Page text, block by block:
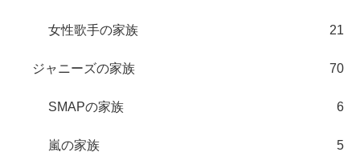
女性歌手の家族 21
ジャニーズの家族 70
SMAPの家族 6
嵐の家族 5